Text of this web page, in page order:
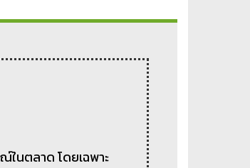
ในตลาด โดยเฉพาะ